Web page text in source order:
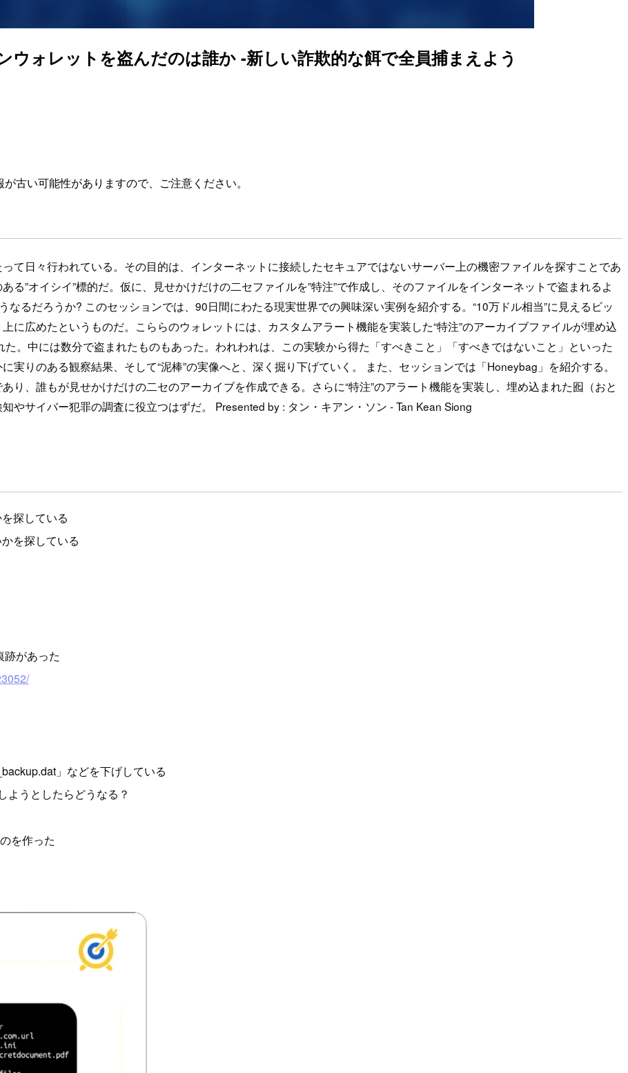
ォレットを盗んだのは誰か -新しい詐欺的な餌で全員捕まえよう
古い可能性がありますので、ご注意ください。
て日々行われている。その目的は、インターネットに接続したセキュアではないサーバー上の機密ファイルを探すことであ
る”オイシイ”標的だ。仮に、見せかけだけの二セファイルを”特注”で作成し、そのファイルをインターネットで盗まれるよ
なるだろうか? このセッションでは、90日間にわたる現実世界での興味深い実例を紹介する。“10万ドル相当”に見えるビッ
に広めたというものだ。こららのウォレットには、カスタムアラート機能を実装した“特注”のアーカイブファイルが埋め込
。中には数分で盗まれたものもあった。われわれは、この実験から得た「すべきこと」「すべきではないこと」といった
実りのある観察結果、そして“泥棒”の実像へと、深く掘り下げていく。 また、セッションでは「Honeybag」を紹介する。
り、誰もが見せかけだけの二セのアーカイブを作成できる。さらに“特注”のアラート機能を実装し、埋め込まれた囮（おと
やサイバー犯罪の調査に役立つはずだ。 Presented by : タン・キアン・ソン - Tan Kean Siong
探している
を探している
があった
」などを下げしている
ようとしたらどうなる？
を作った